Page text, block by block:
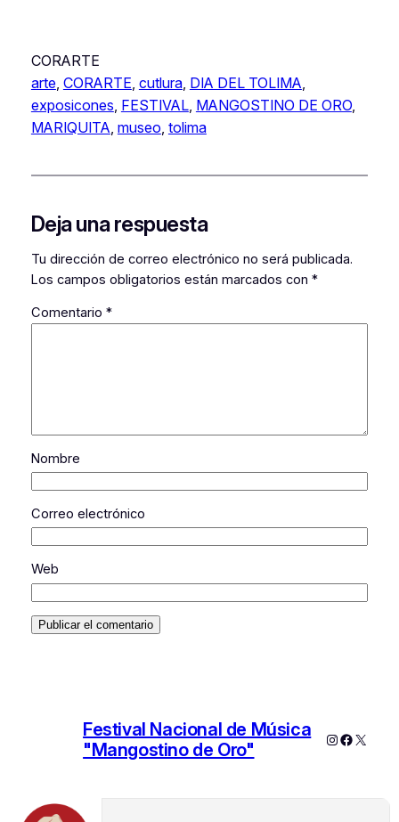
CORARTE
arte, CORARTE, cutlura, DIA DEL TOLIMA
exposicones, FESTIVAL, MANGOSTINO DE ORO
MARIQUITA, museo, tolima
Deja una respuesta
Tu dirección de correo electrónico no será publicada.
Los campos obligatorios están marcados con *
Comentario *
Nombre
Correo electrónico
Web
Festival Nacional de Música
"Mangostino de Oro"
Instagram
X